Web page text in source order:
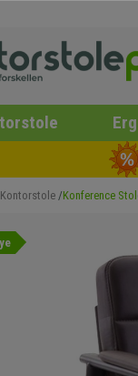
Kontorstole Konference